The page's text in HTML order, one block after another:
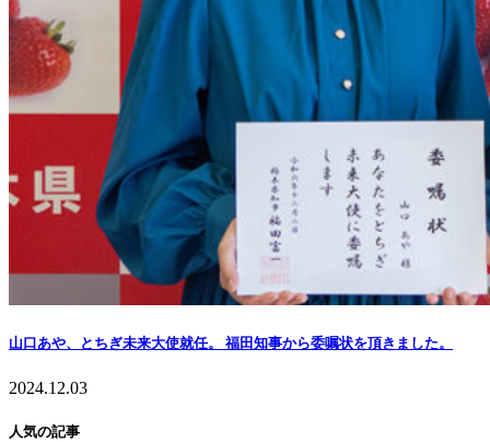
山口あや、とちぎ未来大使就任。 福田知事から委嘱状を頂きました。
2024.12.03
人気の記事